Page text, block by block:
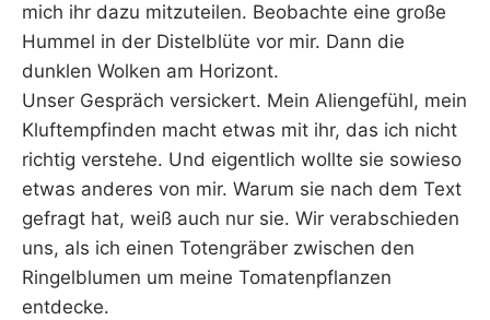
mich ihr dazu mitzuteilen. Beobachte eine große
Hummel in der Distelblüte vor mir. Dann die
dunklen Wolken am Horizont.
Unser Gespräch versickert. Mein Aliengefühl, mein
Kluftempfinden macht etwas mit ihr, das ich nicht
richtig verstehe. Und eigentlich wollte sie sowieso
etwas anderes von mir. Warum sie nach dem Text
gefragt hat, weiß auch nur sie. Wir verabschieden
uns, als ich einen Totengräber zwischen den
Ringelblumen um meine Tomatenpflanzen
entdecke.